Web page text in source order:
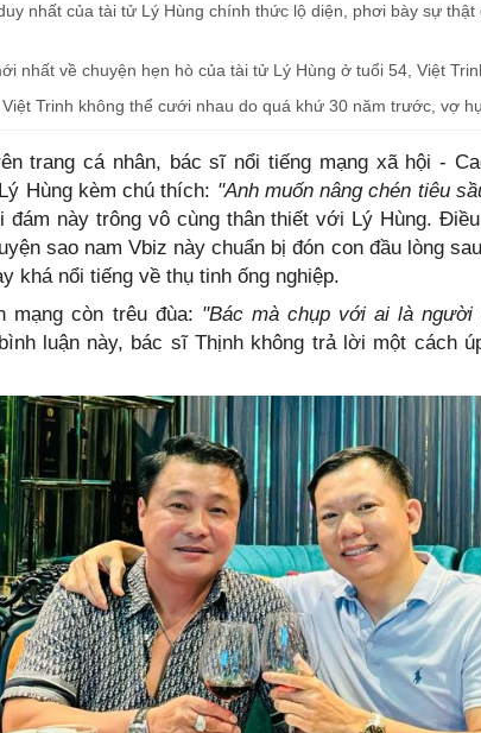
nhất của tài tử Lý Hùng chính thức lộ diện, phơi bày sự
nhất về chuyện hẹn hò của tài tử Lý Hùng ở tuổi 54, Việt
Việt Trinh không thể cưới nhau do quá khứ 30 năm trước, vợ
trang cá nhân, bác sĩ nổi tiếng mạng xã hội -
Hùng kèm chú thích: "Anh muốn nâng chén tiêu
đám này trông vô cùng thân thiết với Lý Hùng.
sao nam Vbiz này chuẩn bị đón con đầu lòng
khá nổi tiếng về thụ tinh ống nghiệp.
mạng còn trêu đùa: "Bác mà chụp với ai là
luận này, bác sĩ Thịnh không trả lời một cách